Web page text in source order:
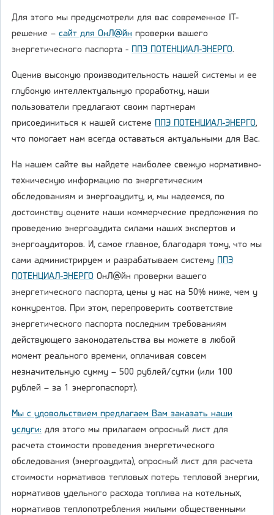
Для этого мы предусмотрели для вас современное IT-
решение – сайт для ОнЛ@йн проверки вашего
энергетического паспорта - ППЭ ПОТЕНЦИАЛ-ЭНЕРГО.
Оценив высокую производительность нашей системы и ее
глубокую интеллектуальную проработку, наши
пользователи предлагают своим партнерам
присоединиться к нашей системе ППЭ ПОТЕНЦИАЛ-ЭНЕРГО,
что помогает нам всегда оставаться актуальными для Вас.
На нашем сайте вы найдете наиболее свежую нормативно-
техническую информацию по энергетическим
обследованиям и энергоаудиту, и, мы надеемся, по
достоинству оцените наши коммерческие предложения по
проведению энергоаудита силами наших экспертов и
энергоаудиторов. И, самое главное, благодаря тому, что мы
сами администрируем и разрабатываем систему ППЭ
ПОТЕНЦИАЛ-ЭНЕРГО ОнЛ@йн проверки вашего
энергетического паспорта, цены у нас на 50% ниже, чем у
конкурентов. При этом, перепроверить соответствие
энергетического паспорта последним требованиям
действующего законодательства вы можете в любой
момент реального времени, оплачивая совсем
незначительную сумму – 500 рублей/сутки (или 100
рублей – за 1 энергопаспорт).
Мы с удовольствием предлагаем Вам заказать наши
услуги: для этого мы прилагаем опросный лист для
расчета стоимости проведения энергетического
обследования (энергоаудита), опросный лист для расчета
стоимости нормативов тепловых потерь тепловой энергии,
нормативов удельного расхода топлива на котельных,
нормативов теплопотребления жилыми общественными